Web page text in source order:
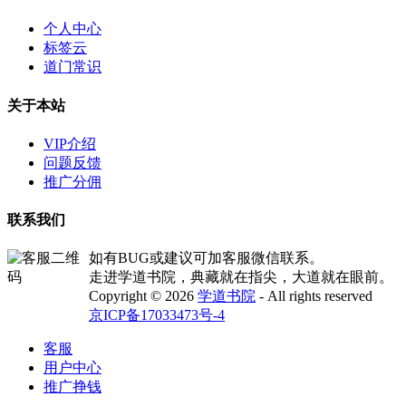
个人中心
标签云
道门常识
关于本站
VIP介绍
问题反馈
推广分佣
联系我们
如有BUG或建议可加客服微信联系。
走进学道书院，典藏就在指尖，大道就在眼前。
Copyright © 2026 学道书院 - All rights reserved
京ICP备17033473号-4
客服
用户中心
推广挣钱